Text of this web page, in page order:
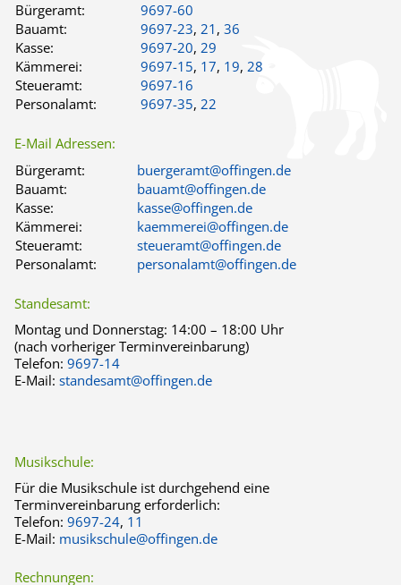
Bürgeramt:
9697-60
Bauamt:
9697-23, 21 , 36
Kasse:
9697-20, 29
Kämmerei:
9697-15, 17, 19, 28
Steueramt:
9697-16
Personalamt:
9697-35, 22
E-Mail Adressen:
Bürgeramt:
buergeramt@offingen.de
Bauamt:
bauamt@offingen.de
Kasse:
kasse@offingen.de
Kämmerei:
kaemmerei@offingen.de
Steueramt:
steueramt@offingen.de
Personalamt:
personalamt@offingen.de
Standesamt:
Montag und Donnerstag: 14:00 – 18:00 Uhr
(nach vorheriger Terminvereinbarung)
Telefon: 9697-14
E-Mail: standesamt@offingen.de
Musikschule:
Für die Musikschule ist durchgehend eine
Terminvereinbarung erforderlich:
Telefon: 9697-24, 11
E-Mail: musikschule@offingen.de
Rechnungen: